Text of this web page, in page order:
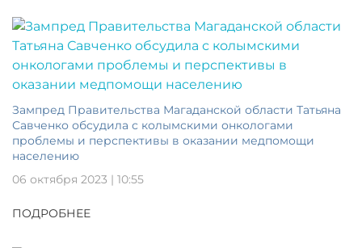
Зампред Правительства Магаданской области Татьяна
Савченко обсудила с колымскими онкологами
проблемы и перспективы в оказании медпомощи
населению
06 октября 2023 | 10:55
ПОДРОБНЕЕ